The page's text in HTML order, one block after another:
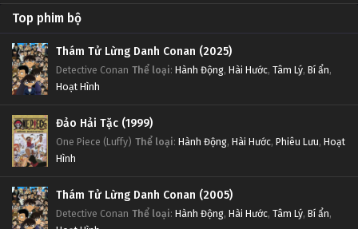
Top phim bộ
Thám Tử Lừng Danh Conan (2025)
Detective Conan Thể loại: Hành Động, Hài Hước, Tâm Lý, Bí ẩn,
Hoạt Hình
Đảo Hải Tặc (1999)
One Piece (Luffy) Thể loại: Hành Động, Hài Hước, Phiêu Lưu, Hoạt
Hình
Thám Tử Lừng Danh Conan (2005)
Detective Conan Thể loại: Hành Động, Hài Hước, Tâm Lý, Bí ẩn,